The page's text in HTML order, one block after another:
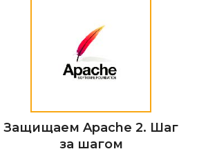
доменов .RU/.РФ Андрея
Воробьева, национальный дом
Защищаем Apache 2. Шаг
за шагом